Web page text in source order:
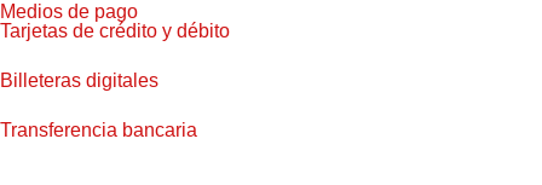
Medios de pago
Tarjetas de crédito y débito
Billeteras digitales
Transferencia bancaria